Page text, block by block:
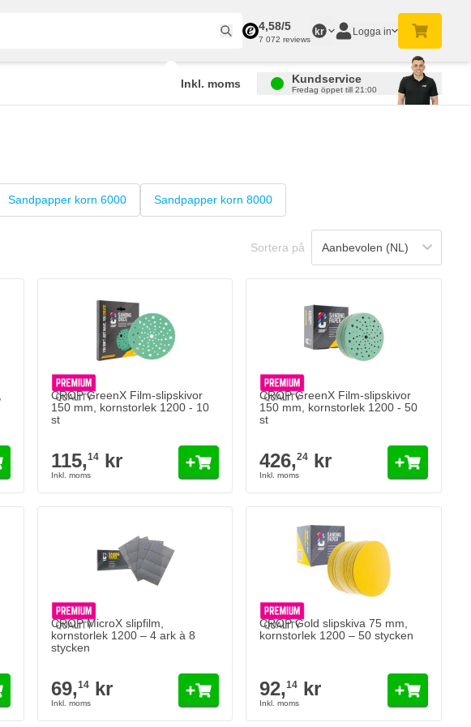
4,58/5
7 072 reviews
kr Logga in
Inkl. moms Kundservice
Fredag öppet till 21:00
Sandpapper korn 6000 Sandpapper korn 8000
Sortera på
CROP GreenX Film-slipskivor
150 mm, kornstorlek 1200 - 10
st
115,14kr
CROP GreenX Film-slipskivor
150 mm, kornstorlek 1200 - 50
st
426,24 kr
CROP MicroX slipfilm,
kornstorlek 1200 – 4 ark à 8
stycken
69,14kr
CROP Gold slipskiva 75 mm,
kornstorlek 1200 – 50 stycken
92,14 kr